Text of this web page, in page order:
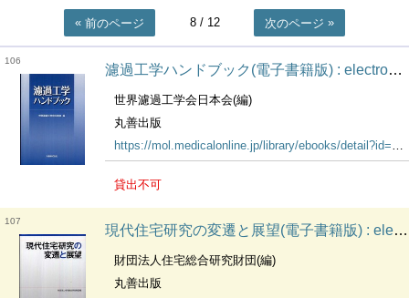
前のページ 8/ 12 次のページ
106
濾過工学ハンドブック(電子書籍版) : electronic bk
世界濾過工学会日本会(編)
丸善出版
https://mol.medicalonline.jp/library/ebooks/detail?id=14664
貸出不可
107
現代住宅研究の変遷と展望(電子書籍版) : electronic bk
財団法人住宅総合研究財団(編)
丸善出版